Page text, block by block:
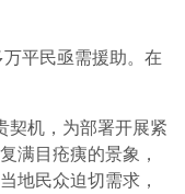
平民亟需援助。在
契机，为部署开展紧
满目疮痍的景象，
地民众迫切需求，